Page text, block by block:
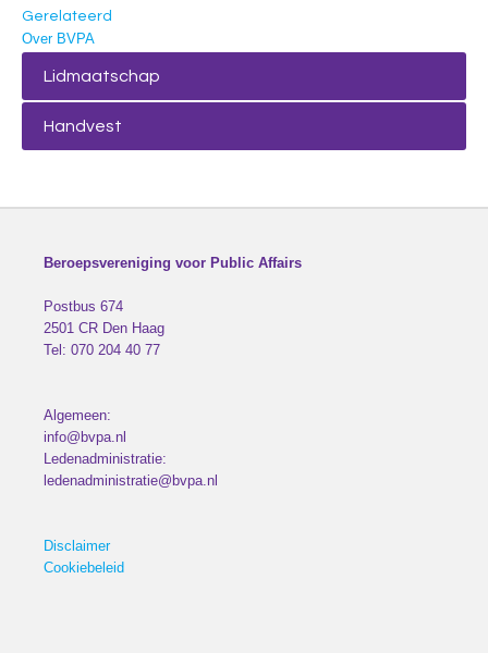
Gerelateerd
Over BVPA
Lidmaatschap
Handvest
Beroepsvereniging voor Public Affairs
Postbus 674
2501 CR Den Haag
Tel: 070 204 40 77
Algemeen:
info@bvpa.nl
Ledenadministratie:
ledenadministratie@bvpa.nl
Disclaimer
Cookiebeleid